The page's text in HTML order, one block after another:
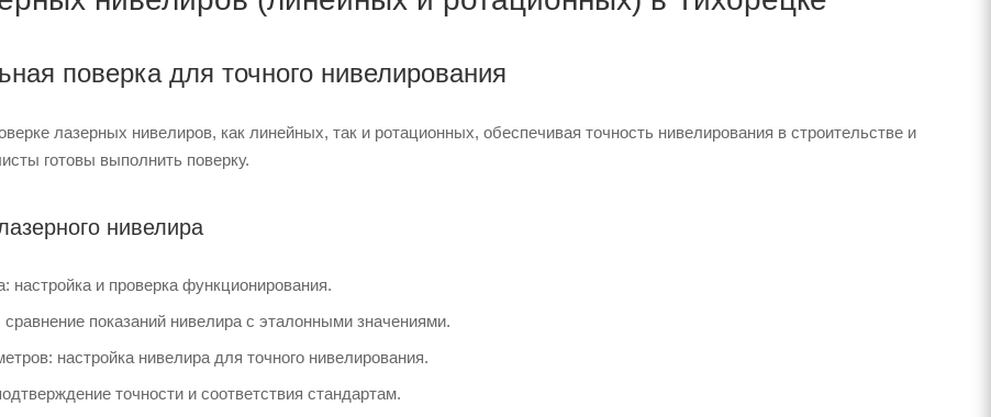
поверка для точного нивелирования
лазерных нивелиров, как линейных, так и ротационных, обеспечивая точность нивелирования в строительстве и
готовы выполнить поверку.
нивелира
настройка и проверка функционирования.
показаний нивелира с эталонными значениями.
настройка нивелира для точного нивелирования.
точности и соответствия стандартам.